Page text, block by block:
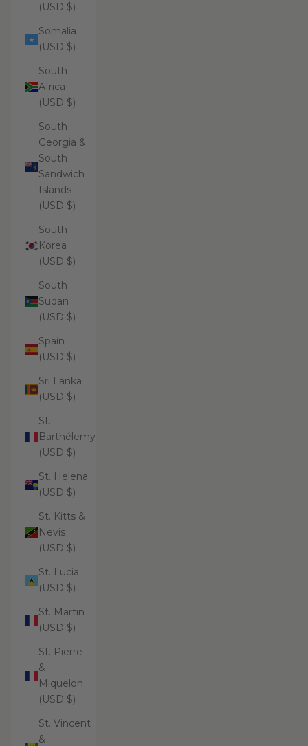
(USD $)
Somalia
(USD $)
South
Africa
(USD $)
South
Georgia &
South
Sandwich
Islands
(USD $)
South
Korea
(USD $)
South
Sudan
(USD $)
Spain
(USD $)
Sri Lanka
(USD $)
St.
Barthélemy
(USD $)
St. Helena
(USD $)
St. Kitts &
Nevis
(USD $)
St. Lucia
(USD $)
St. Martin
(USD $)
St. Pierre
&
Miquelon
(USD $)
St. Vincent
&